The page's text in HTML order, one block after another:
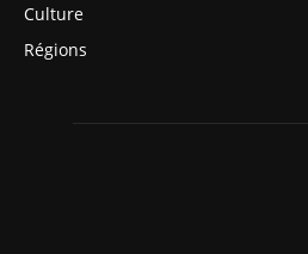
Culture
Régions